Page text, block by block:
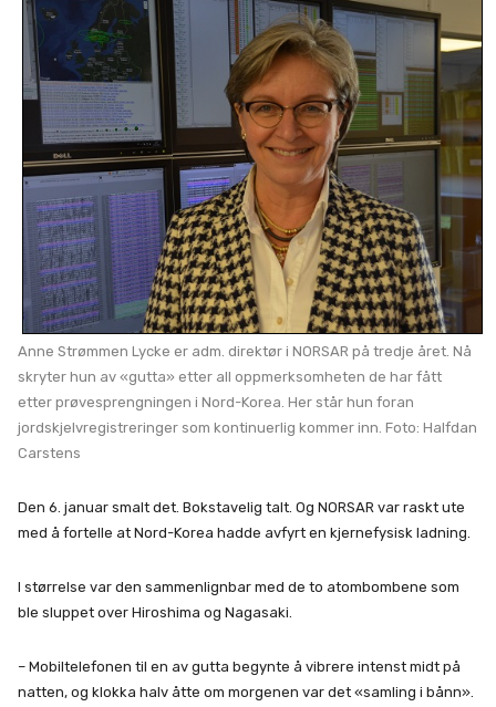
Anne Strømmen Lycke er adm. direktør i NORSAR på tredje året. Nå
skryter hun av «gutta» etter all oppmerksomheten de har fått
etter prøvesprengningen i Nord-Korea. Her står hun foran
jordskjelvregistreringer som kontinuerlig kommer inn. Foto: Halfdan
Carstens
Den 6. januar smalt det. Bokstavelig talt. Og NORSAR var raskt ute
med å fortelle at Nord-Korea hadde avfyrt en kjernefysisk ladning.
I størrelse var den sammenlignbar med de to atombombene som
ble sluppet over Hiroshima og Nagasaki.
– Mobiltelefonen til en av gutta begynte å vibrere intenst midt på
natten, og klokka halv åtte om morgenen var det «samling i bånn».